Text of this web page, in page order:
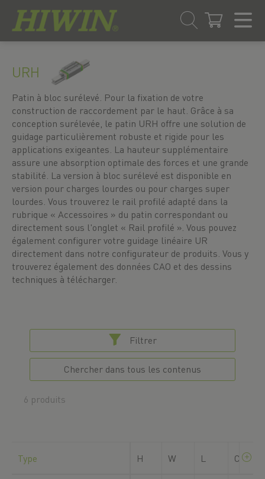
content
menu
navigation
URH
Patin à bloc surélevé. Pour la fixation de votre
construction de raccordement par le haut. Grâce à sa
conception surélevée, le patin URH offre une solution de
guidage particulièrement robuste et rigide pour les
applications exigeantes. La hauteur supplémentaire
assure une absorption optimale des forces et une grande
stabilité. La version à bloc surélevé est disponible en
version pour charges lourdes ou pour charges super
lourdes. Vous trouverez le rail profilé adapté dans la
rubrique « Accessoires » du patin correspondant ou
directement sous l'onglet « Rail profilé ». Vous pouvez
également configurer votre guidage linéaire UR
directement dans notre configurateur de produits. Vous y
trouverez également des données CAO et des dessins
techniques à télécharger.
Filtrer
Chercher dans tous les contenus
6 produits
Type H W L C dyn